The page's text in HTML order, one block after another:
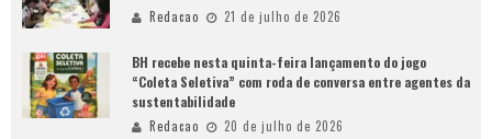
Redacao 21 de julho de 2026
BH recebe nesta quinta-feira lançamento do jogo
“Coleta Seletiva” com roda de conversa entre agentes da
sustentabilidade
Redacao 20 de julho de 2026